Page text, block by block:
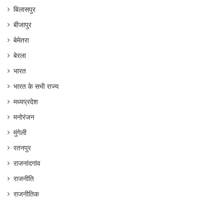
बिलासपुर
बीजापुर
बेमेतरा
बेरला
भारत
भारत के सभी राज्य
मध्यप्रदेश
मनोरंजन
मुंगेली
रतनपुर
राजनांदगांव
राजनीति
राजनीतिक